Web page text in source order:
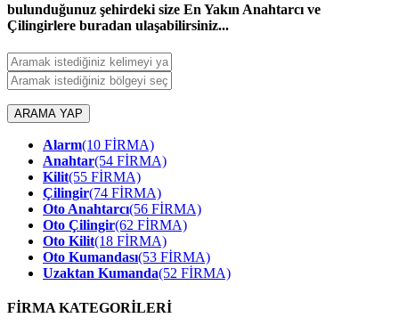
bulunduğunuz şehirdeki size En Yakın Anahtarcı ve
Çilingirlere buradan ulaşabilirsiniz...
ARAMA YAP
Alarm(10 FİRMA)
Anahtar(54 FİRMA)
Kilit(55 FİRMA)
Çilingir(74 FİRMA)
Oto Anahtarcı(56 FİRMA)
Oto Çilingir(62 FİRMA)
Oto Kilit(18 FİRMA)
Oto Kumandası(53 FİRMA)
Uzaktan Kumanda(52 FİRMA)
FİRMA KATEGORİLERİ